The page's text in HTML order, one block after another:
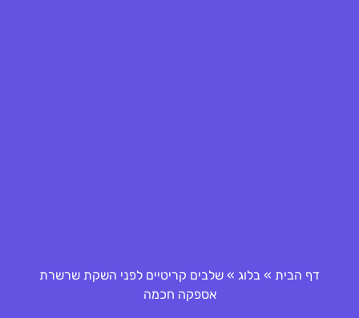
דף הבית » בלוג » שלבים קריטיים לפני השקת שרשרת
אספקה חכמה